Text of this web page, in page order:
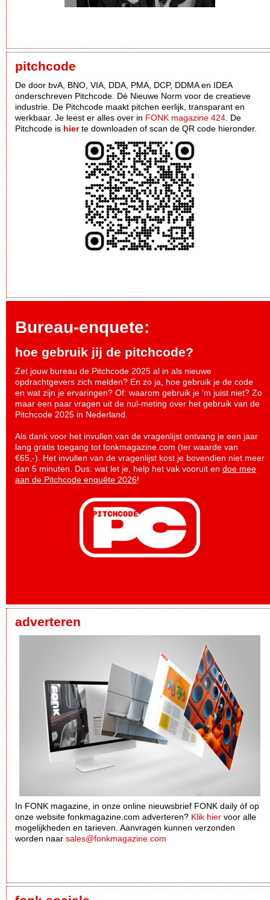
pitchcode
De door bvA, BNO, VIA, DDA, PMA, DCP, DDMA en IDEA
onderschreven Pitchcode. Dè Nieuwe Norm voor de creatieve
industrie. De Pitchcode maakt pitchen eerlijk, transparant en
werkbaar. Je leest er alles over in FONK magazine 424 . De
Pitchcode is hierte downloaden of scan de QR code hieronder.
Bureau-enquete:
hoe gebruik jij de pitchcode?
Zet jouw bureau de Pitchcode 2025 al in als nieuwe
opdrachtgevers zich melden? En zo ja, hoe gebruik je de code
en wat zijn je ervaringen? Of: waarom gebruik je ‘m juist niet? Zo
maar een paar vragen uit de nul-meting over het gebruik van de
Pitchcode 2025 in Nederland.
Als dank voor het invullen van de vragenlijst ontvang je een jaar
lang gratis toegang tot fonkmagazine.com (ter waarde van
€65,-). Het invullen van de vragenlijst kost je bovendien niet meer
dan 5 minuten. Dus: wat let je, help het vak vooruit en doe mee
aan de Pitchcode enquête 2026!
adverteren
In FONK magazine, in onze online nieuwsbrief FONK daily óf op
onze website fonkmagazine.com adverteren? Klik hier voor alle
mogelijkheden en tarieven. Aanvragen kunnen verzonden
worden naar sales@fonkmagazine.com